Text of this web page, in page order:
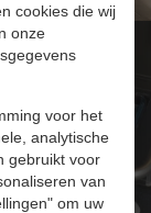
cookies die wij
onze
voor het
analytische
gebruikt voor
van
om uw